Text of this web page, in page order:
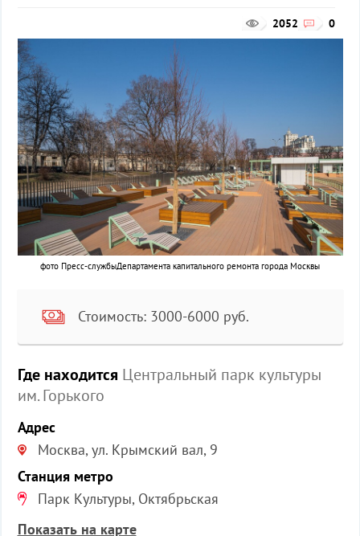
0
2052
фото Пресс-службыДепартамента капитального ремонта города Москвы
Стоимость: 3000-6000 руб.
Где находится Центральный парк культуры
им. Горького
Адрес
Москва, ул. Крымский вал, 9
Станция метро
Парк Культуры, Октябрьская
Показать на карте